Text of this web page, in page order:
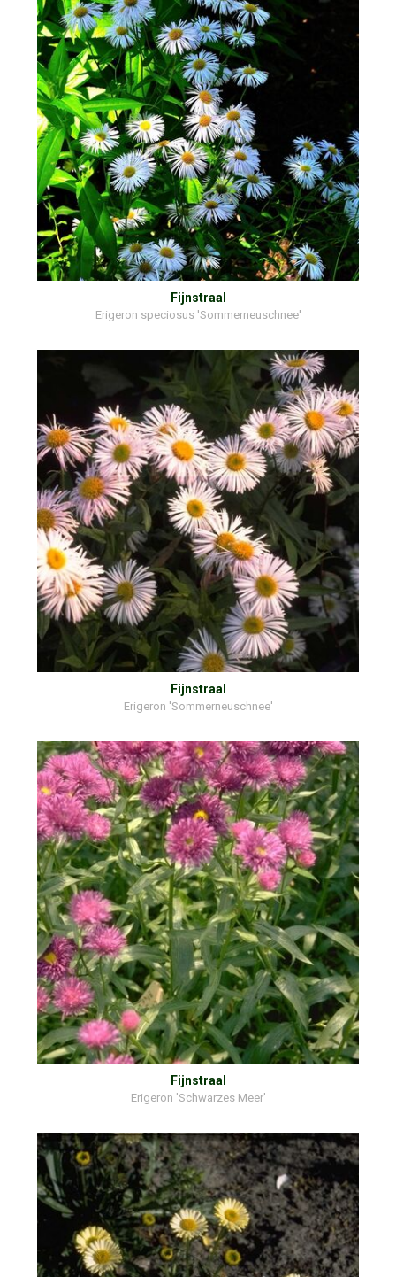
Fijnstraal
Erigeron speciosus 'Sommerneuschnee'
Fijnstraal
Erigeron 'Sommerneuschnee'
Fijnstraal
Erigeron 'Schwarzes Meer'